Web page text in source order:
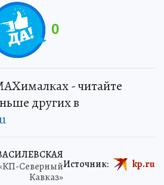
0
- читайте
других в
Северный
Кавказ»
Источник: kp.ru